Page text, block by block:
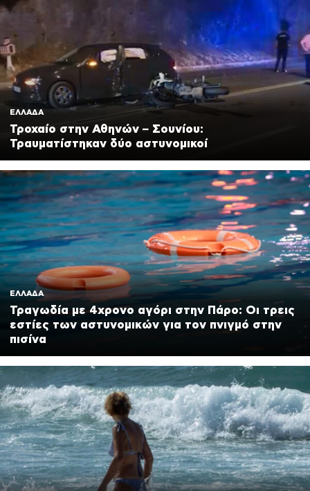
ΕΛΛΑΔΑ
Τροχαίο στην Αθηνών – Σουνίου:
Τραυματίστηκαν δύο αστυνομικοί
ΕΛΛΑΔΑ
Τραγωδία με 4χρονο αγόρι στην Πάρο: Οι τρεις
εστίες των αστυνομικών για τον πνιγμό στην
πισίνα